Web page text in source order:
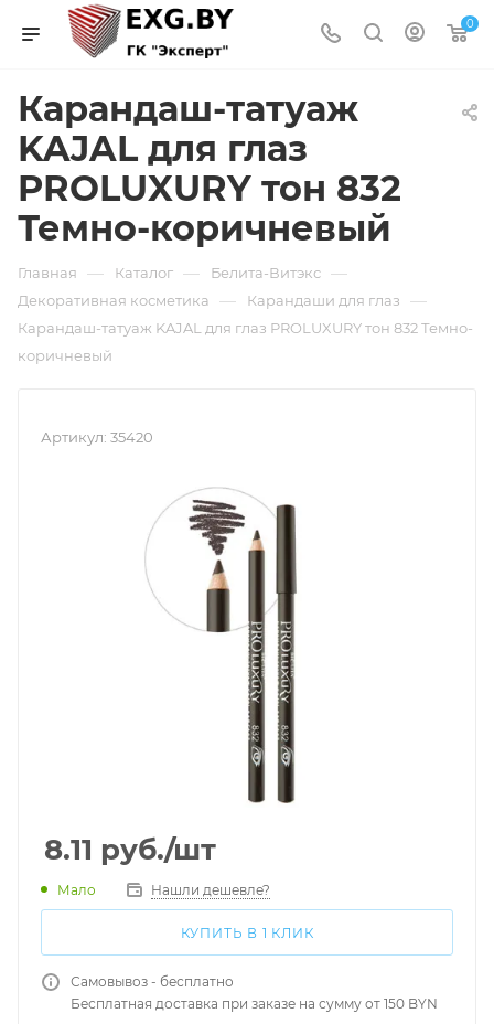
0
Карандаш-татуаж
KAJAL для глаз
PROLUXURY тон 832
Темно-коричневый
Главная — Каталог — Белита-Витэкс —
Декоративная косметика — Карандаши для глаз —
Карандаш-татуаж KAJAL для глаз PROLUXURY тон 832 Темно-
коричневый
Артикул: 35420
8.11 руб./шт
Мало Нашли дешевле?
КУПИТЬ В 1 КЛИК
Самовывоз - бесплатно
Бесплатная доставка при заказе на сумму от 150 BYN